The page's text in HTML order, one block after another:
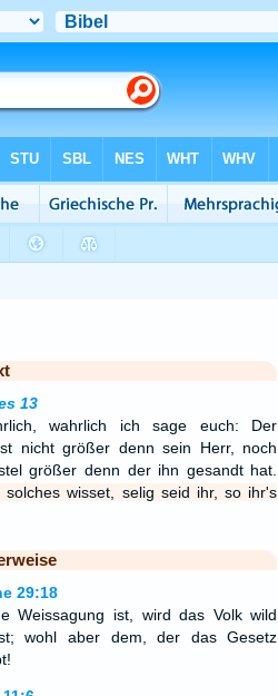
13
wahrlich ich sage euch: Der
nicht größer denn sein Herr, noch
größer denn der ihn gesandt hat.
solches wisset, selig seid ihr, so ihr's
29:18
Weissagung ist, wird das Volk wild
wohl aber dem, der das Gesetz